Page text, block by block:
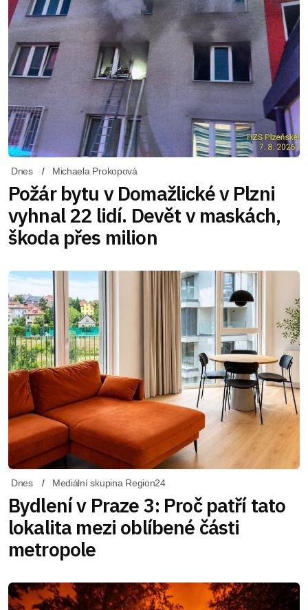
Dnes Michaela Prokopová
Požár bytu v Domažlické v Plzni
vyhnal 22 lidí. Devět v maskách,
škoda přes milion
Dnes Mediální skupina Region24
Bydlení v Praze 3: Proč patří tato
lokalita mezi oblíbené části
metropole